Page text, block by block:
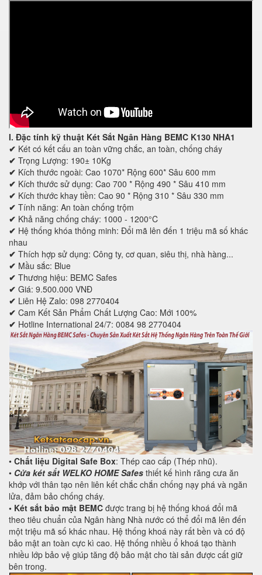
I. Đặc tính kỹ thuật Két Sắt Ngân Hàng BEMC K130 NHA1
✔ Két có kết cấu an toàn vững chắc, an toàn, chống cháy
✔ Trọng Lượng: 190± 10Kg
✔ Kích thước ngoài: Cao 1070* Rộng 600* Sâu 600 mm
✔ Kích thước sử dụng: Cao 700 * Rộng 490 * Sâu 410 mm
✔ Kích thước khay tiền: Cao 90 * Rộng 310 * Sâu 330 mm
✔ Tính năng: An toàn chống trộm
✔ Khả năng chống cháy: 1000 - 1200°C
✔ Hệ thống khóa thông minh: Đổi mã lên đến 1 triệu mã số khác
nhau
✔ Thích hợp sử dụng: Công ty, cơ quan, siêu thị, nhà hàng...
✔ Mầu sắc: Blue
✔ Thương hiệu: BEMC Safes
✔ Giá: 9.500.000 VNĐ
✔ Liên Hệ Zalo: 098 2770404
✔ Cam Kết Sản Phẩm Chất Lượng Cao: Mới 100%
✔ Hotline International 24/7: 0084 98 2770404
• Chất liệu Digital Safe Box: Thép cao cấp (Thép nhũ).
• Cửa két sắt WELKO HOME Safes thiết kế hình răng cưa ăn
khớp với thân tạo nên liên kết chắc chắn chống nạy phá và ngăn
lửa, đảm bảo chống cháy.
• Két sắt bảo mật BEMC được trang bị hệ thống khoá đổi mã
theo tiêu chuẩn của Ngân hàng Nhà nước có thể đổi mã lên đến
một triệu mã số khác nhau. Hệ thống khoá này rất bền và có độ
bảo mật an toàn cực kì cao. Hệ thống nhiều ổ khoá tạo thành
nhiều lớp bảo vệ giúp tăng độ bảo mật cho tài sản được cất giữ
bên trong.